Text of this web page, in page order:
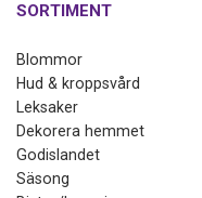
SORTIMENT
Blommor
Hud & kroppsvård
Leksaker
Dekorera hemmet
Godislandet
Säsong